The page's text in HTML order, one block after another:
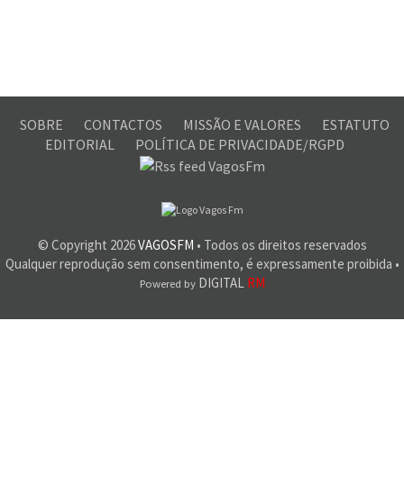
SOBRE CONTACTOS MISSÃO E VALORES
ESTATUTO
EDITORIAL
POLÍTICA DE PRIVACIDADE/RGPD
© Copyright 2026VAGOSFM • Todos os direitos reservados
Qualquer reprodução sem consentimento, é expressamente proibida •
Powered byDIGITAL RM